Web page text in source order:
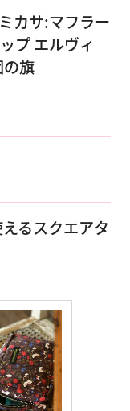
カサ:マフラー
プ エルヴィ
旗
るスクエアタ